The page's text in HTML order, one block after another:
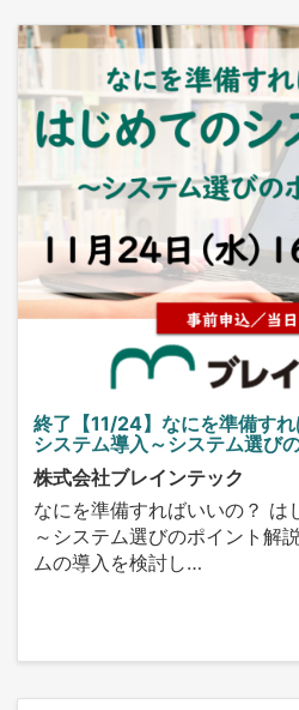
終了【11/24】なにを準備す
システム導入～システム選び
株式会社ブレインテック
なにを準備すればいいの？ は
～システム選びのポイント解
ムの導入を検討し…